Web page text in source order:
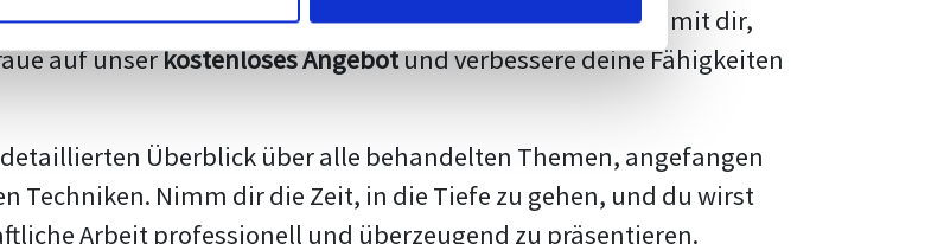
erfahrenen Trainer teilen wertvolleTipps und Tricks
mit dir,
auf unserkostenloses Angebotund verbessere deine Fähigkeiten
Überblick über alle behandelten Themen, angefangen
Techniken. Nimm dir die Zeit, in die Tiefe zu gehen, und du wirst
Arbeit professionell und überzeugend zu präsentieren.